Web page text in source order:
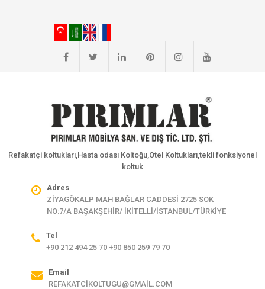
Refakatçi koltukları,Hasta odası Koltoğu,Otel Koltukları,tekli fonksiyonel
koltuk
Adres
ZİYAGÖKALP MAH BAĞLAR CADDESİ 2725 SOK
NO:7/A BAŞAKŞEHİR/ İKİTELLİ/İSTANBUL/TÜRKİYE
Tel
+90 212 494 25 70 +90 850 259 79 70
Email
REFAKATCIKOLTUGU@GMAIL.COM